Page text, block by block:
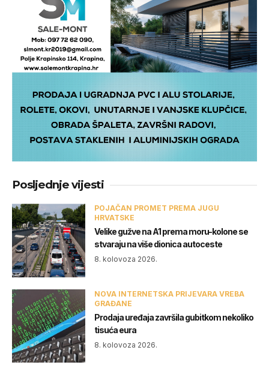
Posljednje vijesti
POJAČAN PROMET PREMA JUGU
HRVATSKE
Velike gužve na A1 prema moru-kolone se
stvaraju na više dionica autoceste
8. kolovoza 2026.
NOVA INTERNETSKA PRIJEVARA VREBA
GRAĐANE
Prodaja uređaja završila gubitkom nekoliko
tisuća eura
8. kolovoza 2026.